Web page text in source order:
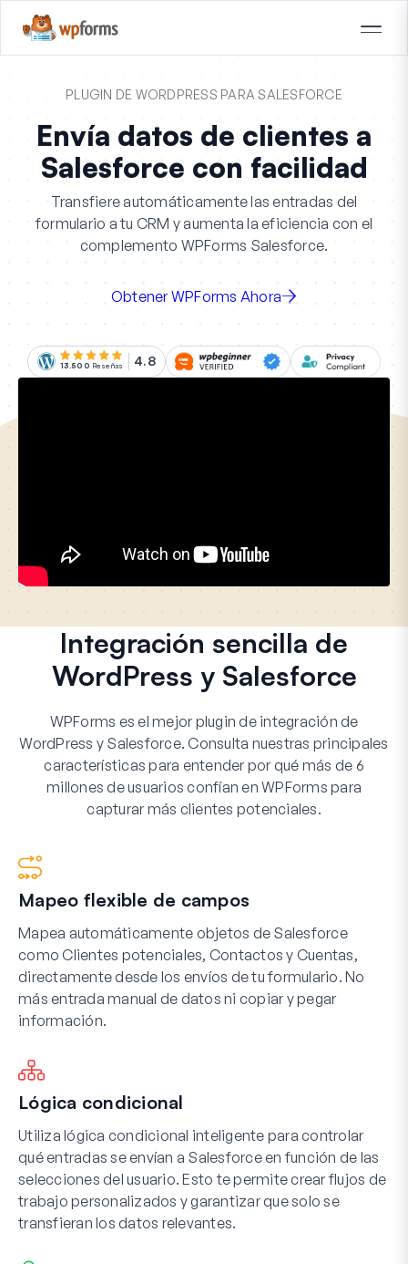
PLUGIN DE WORDPRESS PARA SALESFORCE
Envía datos de clientes a
Salesforce con facilidad
Transfiere automáticamente las entradas del
formulario a tu CRM y aumenta la eficiencia con el
complemento WPForms Salesforce.
Obtener WPForms Ahora
13.500 Reseñas 4.8
Integración sencilla de
WordPress y Salesforce
WPForms es el mejor plugin de integración de
WordPress y Salesforce. Consulta nuestras principales
características para entender por qué más de 6
millones de usuarios confían en WPForms para
capturar más clientes potenciales.
Mapeo flexible de campos
Mapea automáticamente objetos de Salesforce
como Clientes potenciales, Contactos y Cuentas,
directamente desde los envíos de tu formulario. No
más entrada manual de datos ni copiar y pegar
información.
Lógica condicional
Utiliza lógica condicional inteligente para controlar
qué entradas se envían a Salesforce en función de las
selecciones del usuario. Esto te permite crear flujos de
trabajo personalizados y garantizar que solo se
transfieran los datos relevantes.